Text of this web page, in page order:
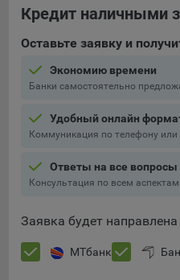
Сохранить
Сохранить
Кредит наличными
Оставьте заявку и
Экономию времени
Банки самостоятельно
Удобный онлайн
Коммуникация по телефону или
Ответы на все вопросы
Консультация по всем
Заявка будет
МТбанк